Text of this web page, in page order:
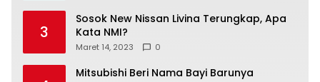
3
Sosok New Nissan Livina Terungkap, Apa
Kata NMI?
Maret 14, 2023 0
Mitsubishi Beri Nama Bayi Barunya